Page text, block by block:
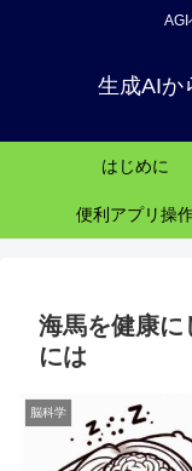
AGI
生成AIか
はじめに
便利アプリ操
海馬を健康に
には
脳科学